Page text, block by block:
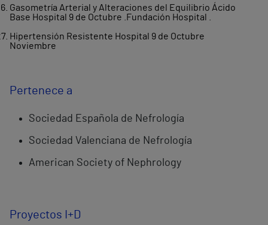
Gasometría Arterial y Alteraciones del Equilibrio Ácido
Base Hospital 9 de Octubre .Fundación Hospital .
Hipertensión Resistente Hospital 9 de Octubre
Noviembre
Pertenece a
Sociedad Española de Nefrología
Sociedad Valenciana de Nefrología
American Society of Nephrology
Proyectos I+D